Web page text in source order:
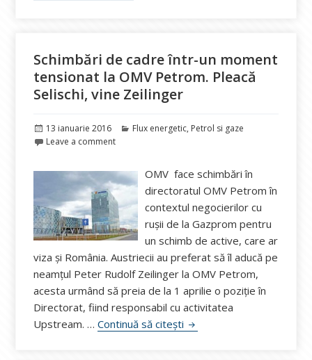
Schimbări de cadre într-un moment
tensionat la OMV Petrom. Pleacă
Selischi, vine Zeilinger
Publicat
pe
13 ianuarie 2016 Categorii
Flux energetic, Petrol si gaze
Leave a comment
OMV face schimbări în
directoratul OMV Petrom în
contextul negocierilor cu
rușii de la Gazprom pentru
un schimb de active, care ar
viza și România. Austriecii au preferat să îl aducă pe
neamțul Peter Rudolf Zeilinger la OMV Petrom,
acesta urmând să preia de la 1 aprilie o poziție în
Directorat, fiind responsabil cu activitatea
Upstream. …Continuă să citești Schimbări de cadre într-